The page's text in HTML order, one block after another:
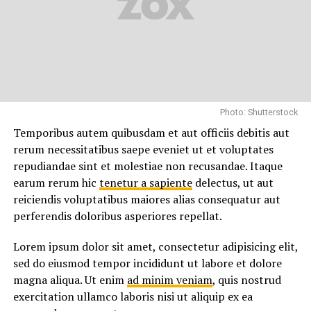
occaecati cupiditate non provident, similique sunt
in culpa qui officia deserunt mollitia animi, id est
vel illum qui dolorem eum fugiat quo voluptas nulla
Temporibus autem quibusdam et aut officiis debitis aut
rerum necessitatibus saepe eveniet ut et voluptates
repudiandae sint et molestiae non recusandae. Itaque
earum rerum hictenetur a sapientedelectus, ut aut
reiciendis voluptatibus maiores alias consequatur aut
Lorem ipsum dolor sit amet, consectetur adipisicing elit,
sed do eiusmod tempor incididunt ut labore et dolore
magna aliqua. Ut enimad minim veniam, quis nostrud
Photo: Shutterstock
Temporibus autem quibusdam et aut officiis debitis aut
rerum necessitatibus saepe eveniet ut et voluptates
repudiandae sint et molestiae non recusandae. Itaque
earum rerum hic tenetur a sapientedelectus, ut aut
reiciendis voluptatibus maiores alias consequatur aut
perferendis doloribus asperiores repellat.
Lorem ipsum dolor sit amet, consectetur adipisicing elit,
sed do eiusmod tempor incididunt ut labore et dolore
magna aliqua. Ut enim ad minim veniam, quis nostrud
exercitation ullamco laboris nisi ut aliquip ex ea